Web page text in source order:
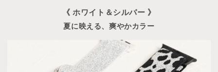
《 ホワイト＆シルバー 》
夏に映える、爽やかカラー